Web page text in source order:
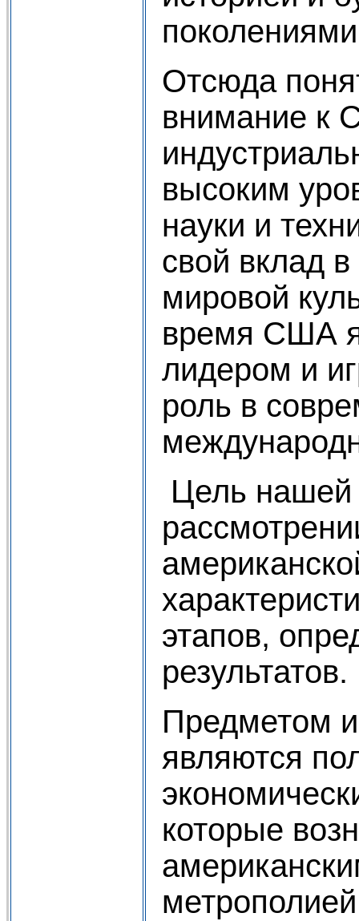
Отсюда
внимание к
высоким
науки и
свой вклад
мировой
время США
лидером и
роль в
Цель нашей
этапов,
результатов.
Предметом
являются
которые